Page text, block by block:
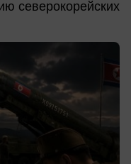
северокорейских